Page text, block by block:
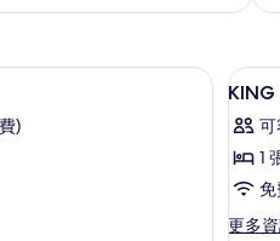
吧、客房內保險箱、書桌、筆電工作空間
)
顯
示
SEA
12
KING
可
1
免
更多
更